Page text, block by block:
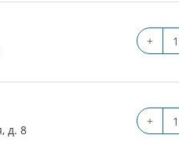
+
+
д. 8